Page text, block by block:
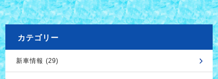
カテゴリー
新車情報 (29)